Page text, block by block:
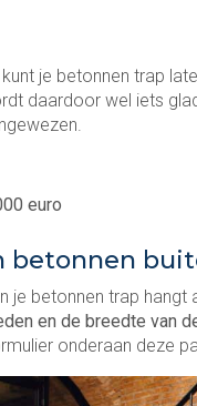
je betonnen trap
daardoor wel iets
euro
betonnen
je betonnen trap
en de breedte van
onderaan deze